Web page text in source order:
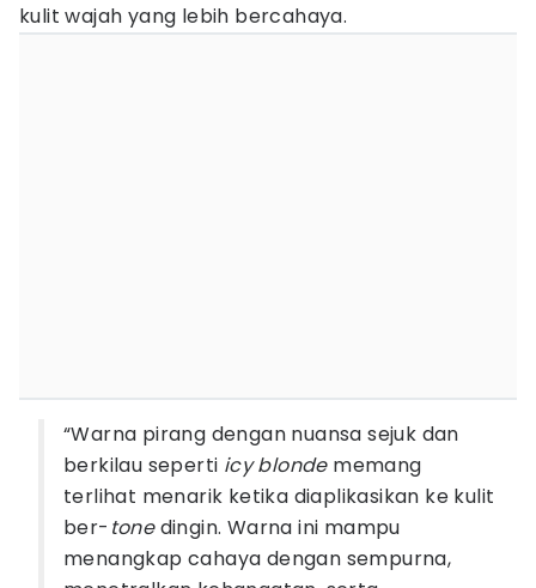
kulit wajah yang lebih bercahaya.
“Warna pirang dengan nuansa sejuk dan
berkilau seperti icy blondememang
terlihat menarik ketika diaplikasikan ke kulit
ber- tonedingin. Warna ini mampu
menangkap cahaya dengan sempurna,